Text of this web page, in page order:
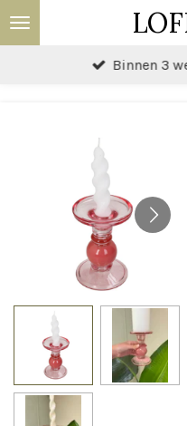
Ga
direct
Binnen 3